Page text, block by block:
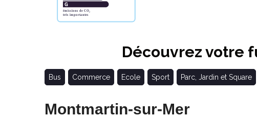
Découvrez votre
Bus Commerce Ecole Sport Parc, Jardin et Square
Montmartin-sur-Mer